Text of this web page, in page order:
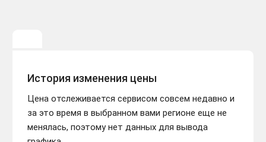
История изменения цены
Цена отслеживается сервисом совсем недавно и
за это время в выбранном вами регионе еще не
менялась, поэтому нет данных для вывода